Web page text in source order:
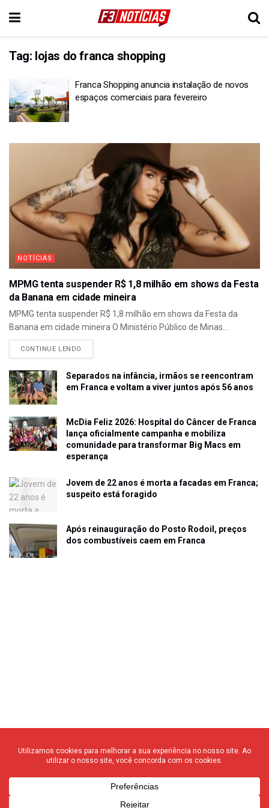
Tag: lojas do franca shopping
Franca Shopping anuncia instalação de novos
espaços comerciais para fevereiro
NOTÍCIAS
MPMG tenta suspender R$ 1,8 milhão em shows da Festa
da Banana em cidade mineira
MPMG tenta suspender R$ 1,8 milhão em shows da Festa da
Banana em cidade mineira O Ministério Público de Minas...
CONTINUE LENDO
Separados na infância, irmãos se reencontram
em Franca e voltam a viver juntos após 56 anos
McDia Feliz 2026: Hospital do Câncer de Franca
lança oficialmente campanha e mobiliza
comunidade para transformar Big Macs em
esperança
Jovem de 22 anos é morta a facadas em Franca;
suspeito está foragido
Após reinauguração do Posto Rodoil, preços
dos combustíveis caem em Franca
© 2020 F3 Notícias – Todos os direitos reservados